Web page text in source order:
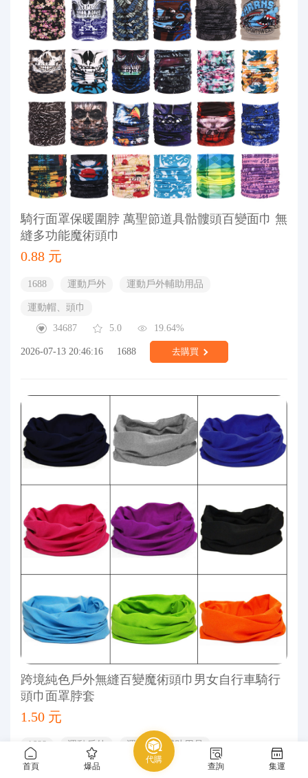
首頁 爆品
代購
查詢 集運
騎行面罩保暖圍脖 萬聖節道具骷髏頭百變面巾 無
縫多功能魔術頭巾
0.88 元
1688 運動戶外 運動戶外輔助用品
運動帽、頭巾
34687
5.0 19.64%
2026-07-13 20:46:16 1688 去購買
跨境純色戶外無縫百變魔術頭巾男女自行車騎行
頭巾面罩脖套
1.50 元
1688 運動戶外 運動戶外輔助用品
運動帽、頭巾